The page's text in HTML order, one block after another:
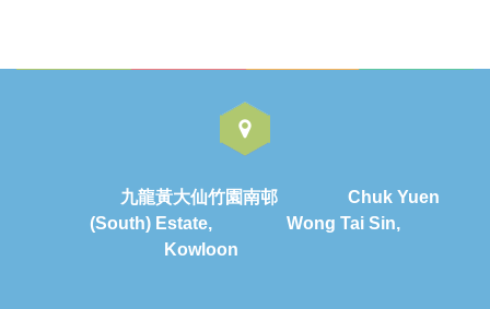
九龍黃大仙竹園南邨 Chuk Yuen
(South) Estate, Wong Tai Sin,
Kowloon